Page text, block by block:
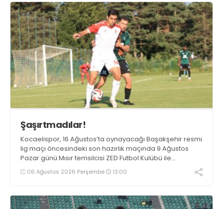
Şaşırtmadılar!
Kocaelispor, 16 Ağustos’ta oynayacağı Başakşehir resmi
lig maçı öncesindeki son hazırlık maçında 9 Ağustos
Pazar günü Mısır temsilcisi ZED Futbol Kulübü ile
karşılaşacak.
06 Ağustos 2026 Perşembe 13:00